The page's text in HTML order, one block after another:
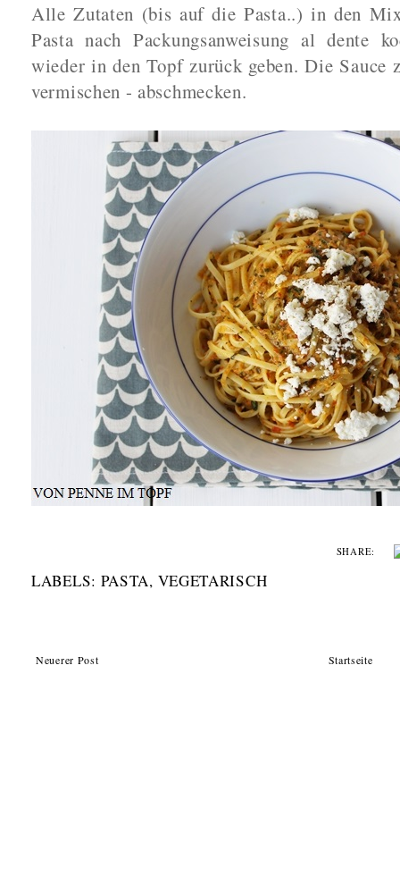
Alle Zutaten (bis auf die Pasta..) in den
Pasta nach Packungsanweisung al dente
wieder in den Topf zurück geben. Die Sauce
vermischen - abschmecken.
SHARE:
LABELS: PASTA, VEGETARISCH
Neuerer Post Startseite